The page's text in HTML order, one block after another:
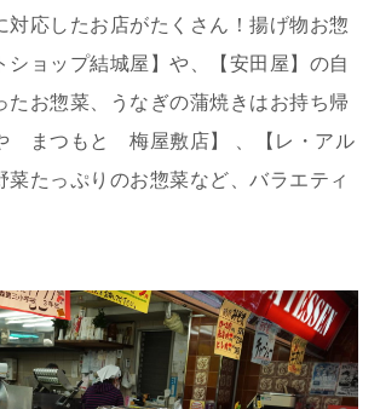
対応したお店がたくさん！揚げ物お惣
ショップ結城屋】や、【安田屋】の自
たお惣菜、うなぎの蒲焼きはお持ち帰
まつもと 梅屋敷店】 、【レ・アル
菜たっぷりのお惣菜など、バラエティ